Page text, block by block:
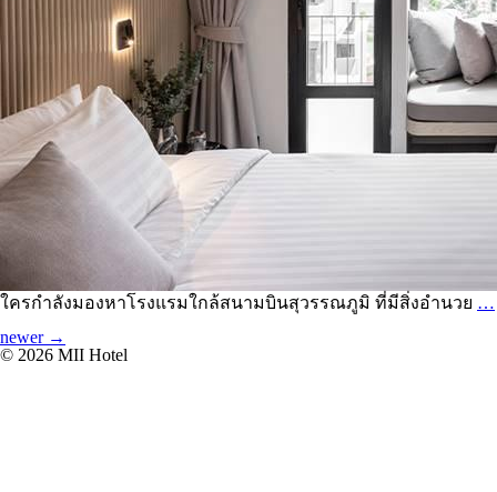
ใครกำลังมองหาโรงแรมใกล้สนามบินสุวรรณภูมิ ที่มีสิ่งอำนวย …
เมนูนำทาง เรื่อง
newer →
© 2026 MII Hotel